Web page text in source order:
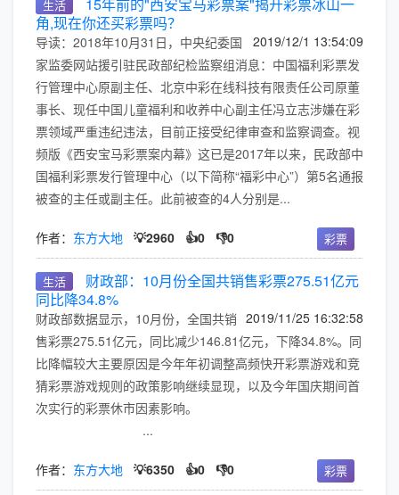
生活
角,现在你还买彩票吗？
2019/12/1 13:54:09
导读：2018年10月31日，中央纪委国
家监委网站援引驻民政部纪检监察组消息：中国福利彩票发
行管理中心原副主任、北京中彩在线科技有限责任公司原董
事长、现任中国儿童福利和收养中心副主任冯立志涉嫌在彩
票领域严重违纪违法，目前正接受纪律审查和监察调查。视
频版《西安宝马彩票案内幕》这已是2017年以来，民政部中
国福利彩票发行管理中心（以下简称“福彩中心”）第5名通报
被查的主任或副主任。此前被查的4人分别是...
作者： 东方大地 💡2960 👍0 👎0 彩票
生活
财政部：10月份全国共销售彩票275.51亿元
同比降34.8%
2019/11/25 16:32:58
财政部数据显示，10月份，全国共销
售彩票275.51亿元，同比减少146.81亿元，下降34.8%。同
比降幅较大主要原因是今年年初调整高频快开彩票游戏和竞
猜彩票游戏规则的政策影响继续显现，以及今年国庆期间首
次实行的彩票休市因素影响。
...
作者： 东方大地 💡6350 👍0 👎0 彩票